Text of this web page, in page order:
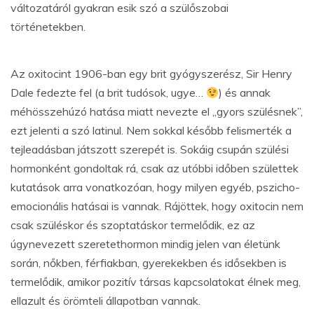
változatáról gyakran esik szó a szülőszobai
történetekben.
Az oxitocint 1906-ban egy brit gyógyszerész, Sir Henry
Dale fedezte fel (a brit tudósok, ugye…
) és annak
méhösszehúzó hatása miatt nevezte el „gyors szülésnek”,
ezt jelenti a szó latinul. Nem sokkal később felismerték a
tejleadásban játszott szerepét is. Sokáig csupán szülési
hormonként gondoltak rá, csak az utóbbi időben születtek
kutatások arra vonatkozóan, hogy milyen egyéb, pszicho-
emocionális hatásai is vannak. Rájöttek, hogy oxitocin nem
csak szüléskor és szoptatáskor termelődik, ez az
úgynevezett szeretethormon mindig jelen van életünk
során, nőkben, férfiakban, gyerekekben és idősekben is
termelődik, amikor pozitív társas kapcsolatokat élnek meg,
ellazult és örömteli állapotban vannak.